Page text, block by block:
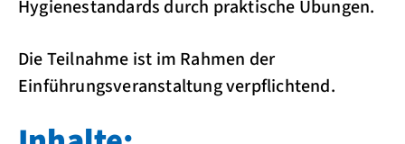
Hygienestandards durch praktische Übungen.
Die Teilnahme ist im Rahmen der
Einführungsveranstaltung verpflichtend.